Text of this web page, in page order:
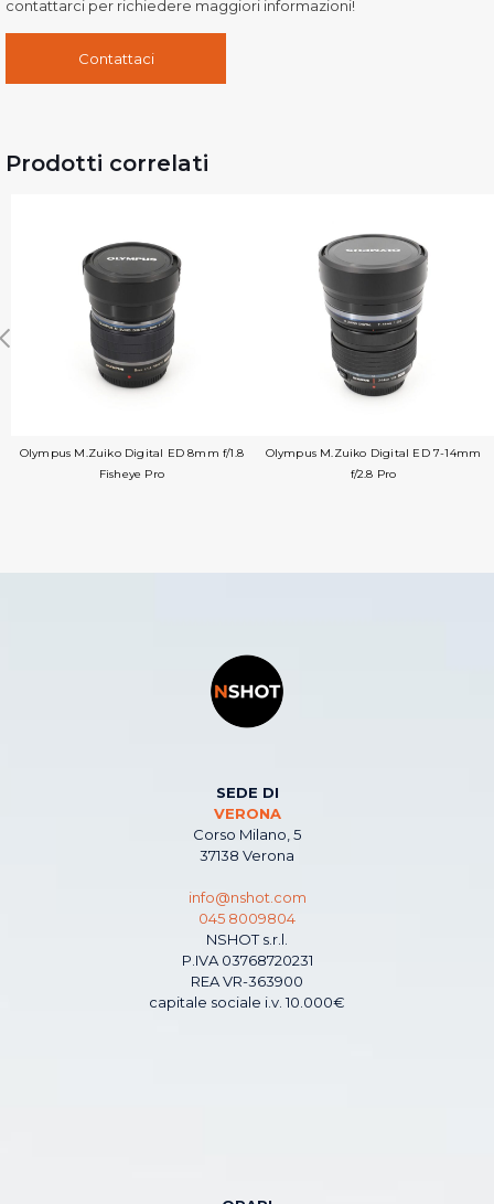
contattarci per richiedere maggiori informazioni!
Contattaci
Prodotti correlati
Olympus M.Zuiko Digital ED 8mm f/1.8
Fisheye Pro
Olympus M.Zuiko Digital ED 7-14mm
f/2.8 Pro
SEDE DI
VERONA
Corso Milano, 5
37138 Verona
info@nshot.com
045 8009804
NSHOT s.r.l.
P.IVA 03768720231
REA VR-363900
capitale sociale i.v. 10.000€